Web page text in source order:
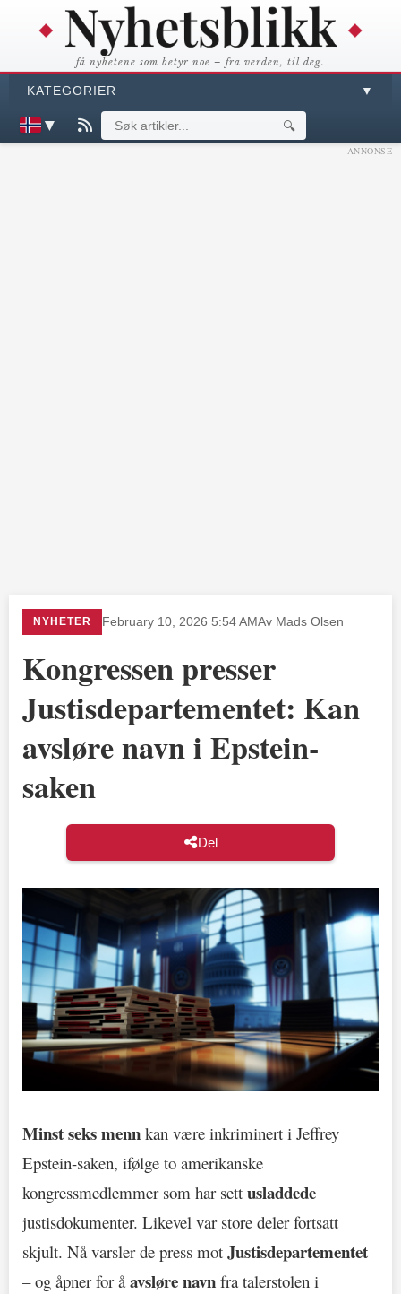
få nyhetene som betyr noe – fra verden, til deg.
KATEGORIER ▼
▼ 🔍
ANNONSE
NYHETER February 10, 2026 5:54 AMAv Mads Olsen
Kongressen presser
Justisdepartementet: Kan
avsløre navn i Epstein-
saken
Del
Minst seks menn kan være inkriminert i Jeffrey
Epstein-saken, ifølge to amerikanske
kongressmedlemmer som har sett usladdede
justisdokumenter. Likevel var store deler fortsatt
skjult. Nå varsler de press mot Justisdepartementet
– og åpner for åavsløre navn fra talerstolen i